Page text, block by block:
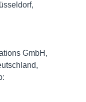
GmbH,